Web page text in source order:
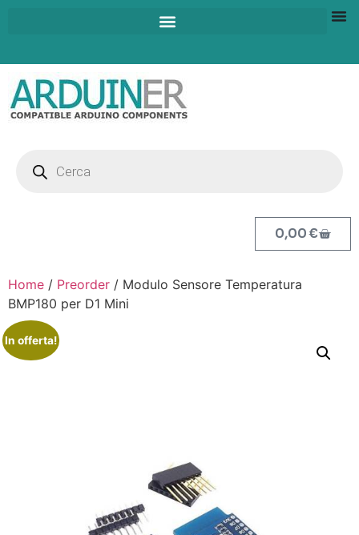
0,00€
Home / Preorder / Modulo Sensore Temperatura
BMP180 per D1 Mini
In offerta!